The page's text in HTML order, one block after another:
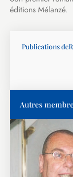
éditions Mélanzé.
Publications de
Autres